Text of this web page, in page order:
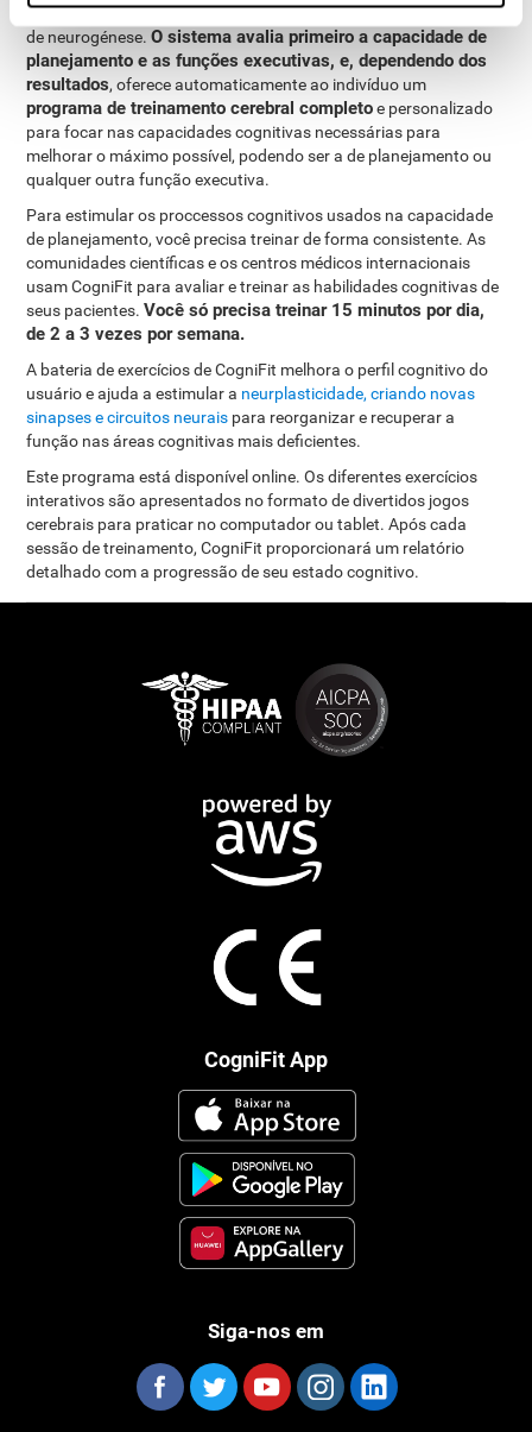
cientistas que estudam a plasticidade sináptica e os processos
de neurogénese.O sistema avalia primeiro a capacidade de
planejamento e as funções executivas, e, dependendo dos
resultados, oferece automaticamente ao indivíduo um
programa de treinamento cerebral completoe personalizado
para focar nas capacidades cognitivas necessárias para
melhorar o máximo possível, podendo ser a de planejamento ou
qualquer outra função executiva.
Para estimular os proccessos cognitivos usados na capacidade
de planejamento, você precisa treinar de forma consistente. As
comunidades científicas e os centros médicos internacionais
usam CogniFit para avaliar e treinar as habilidades cognitivas de
seus pacientes.Você só precisa treinar 15 minutos por dia,
de 2 a 3 vezes por semana.
A bateria de exercícios de CogniFit melhora o perfil cognitivo do
usuário e ajuda a estimular a neurplasticidade, criando novas
sinapses e circuitos neurais para reorganizar e recuperar a
função nas áreas cognitivas mais deficientes.
Este programa está disponível online. Os diferentes exercícios
interativos são apresentados no formato de divertidos jogos
cerebrais para praticar no computador ou tablet. Após cada
sessão de treinamento, CogniFit proporcionará um relatório
detalhado com a progressão de seu estado cognitivo.
CogniFit App
Siga-nos em